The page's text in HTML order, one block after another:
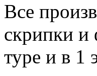
Все
скрипки и
туре и в 1